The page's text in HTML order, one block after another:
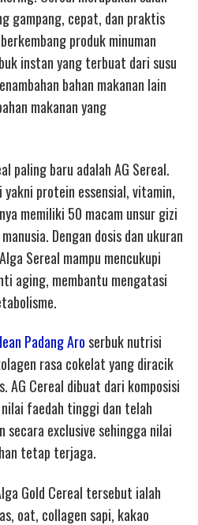
gampang, cepat, dan praktis
produk minuman
instan yang terbuat dari susu
bahan makanan lain
makanan yang
paling baru adalah AG Sereal.
protein essensial, vitamin,
memiliki 50 macam unsur gizi
Dengan dosis dan ukuran
Sereal mampu mencukupi
aging, membantu mengatasi
Padang Aroserbuk nutrisi
rasa cokelat yang diracik
AG Cereal dibuat dari komposisi
faedah tinggi dan telah
secara exclusive sehingga nilai
tetap terjaga.
Gold Cereal tersebut ialah
oat, collagen sapi, kakao